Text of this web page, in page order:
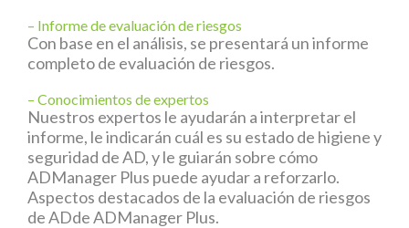
– Informe de evaluación de riesgos
Con base en el análisis, se presentará un informe
completo de evaluación de riesgos.
– Conocimientos de expertos
Nuestros expertos le ayudarán a interpretar el
informe, le indicarán cuál es su estado de higiene y
seguridad de AD, y le guiarán sobre cómo
ADManager Plus puede ayudar a reforzarlo.
Aspectos destacados de la evaluación de riesgos
de ADde ADManager Plus.